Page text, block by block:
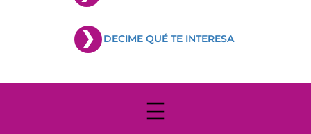
DECIME QUÉ TE INTERESA